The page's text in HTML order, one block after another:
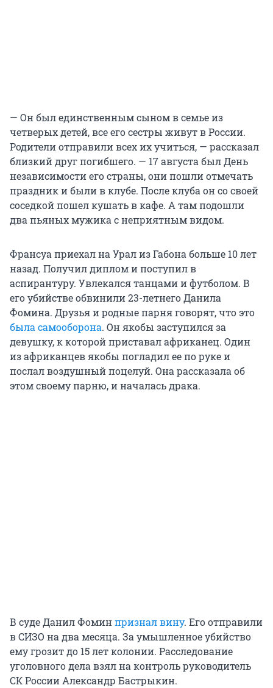
— Он был единственным сыном в семье из
четверых детей, все его сестры живут в России.
Родители отправили всех их учиться, — рассказал
близкий друг погибшего. — 17 августа был День
независимости его страны, они пошли отмечать
праздник и были в клубе. После клуба он со своей
соседкой пошел кушать в кафе. А там подошли
два пьяных мужика с неприятным видом.
Франсуа приехал на Урал из Габона больше 10 лет
назад. Получил диплом и поступил в
аспирантуру. Увлекался танцами и футболом. В
его убийстве обвинили 23-летнего Данила
Фомина. Друзья и родные парня говорят, что это
была самооборона. Он якобы заступился за
девушку, к которой приставал африканец. Один
из африканцев якобы погладил ее по руке и
послал воздушный поцелуй. Она рассказала об
этом своему парню, и началась драка.
В суде Данил Фоминпризнал вину. Его отправили
в СИЗО на два месяца. За умышленное убийство
ему грозит до 15 лет колонии. Расследование
уголовного дела взял на контроль руководитель
СК России Александр Бастрыкин.